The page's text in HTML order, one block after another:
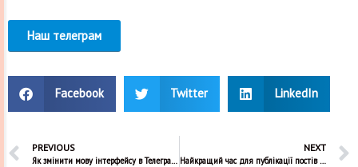
Наш телеграм
Facebook Twitter LinkedIn
PREVIOUS
Як змінити мову інтерфейсу в Телеграмі
NEXT
Найкращий час для публікації постів в Інстаграм